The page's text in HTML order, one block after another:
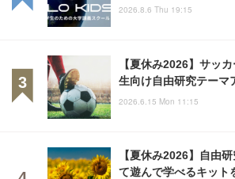
2026.8.6 Thu 19:15
【夏休み2026】サッ
生向け自由研究テーマ
2026.6.15 Mon 11:15
【夏休み2026】自由
て遊んで学べるキット